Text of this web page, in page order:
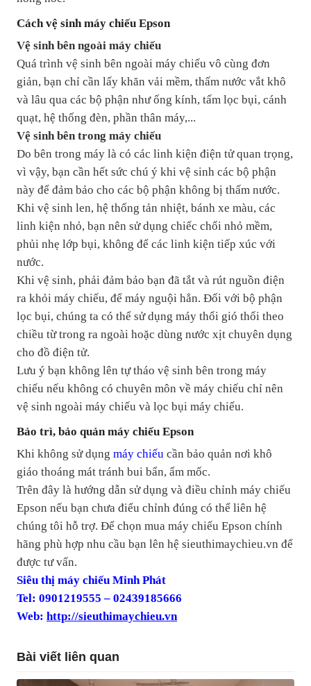
Cách vệ sinh máy chiếu Epson
Vệ sinh bên ngoài máy chiếu
Quá trình vệ sinh bên ngoài máy chiếu vô cùng đơn
giản, bạn chỉ cần lấy khăn vải mềm, thấm nước vắt khô
và lâu qua các bộ phận như ống kính, tấm lọc bụi, cánh
quạt, hệ thống đèn, phần thân máy,...
Vệ sinh bên trong máy chiếu
Do bên trong máy là có các linh kiện điện tử quan trọng,
vì vậy, bạn cần hết sức chú ý khi vệ sinh các bộ phận
này để đảm bảo cho các bộ phận không bị thấm nước.
Khi vệ sinh len, hệ thống tản nhiệt, bánh xe màu, các
linh kiện nhỏ, bạn nên sử dụng chiếc chổi nhỏ mềm,
phủi nhẹ lớp bụi, không để các linh kiện tiếp xúc với
nước.
Khi vệ sinh, phải đảm bảo bạn đã tắt và rút nguồn điện
ra khỏi máy chiếu, để máy nguội hẳn. Đối với bộ phận
lọc bụi, chúng ta có thể sử dụng máy thổi gió thổi theo
chiều từ trong ra ngoài hoặc dùng nước xịt chuyên dụng
cho đồ điện tử.
Lưu ý bạn không lên tự tháo vệ sinh bên trong máy
chiếu nếu không có chuyên môn về máy chiếu chỉ nên
vệ sinh ngoài máy chiếu và lọc bụi máy chiếu.
Bảo trì, bảo quản máy chiếu Epson
Khi không sử dụng máy chiếu cần bảo quản nơi khô
giáo thoáng mát tránh bui bẩn, ẩm mốc.
Trên đây là hướng dẫn sử dụng và điều chỉnh máy chiếu
Epson nếu bạn chưa điểu chỉnh đúng có thể liên hệ
chúng tôi hỗ trợ. Để chọn mua máy chiếu Epson chính
hãng phù hợp nhu cầu bạn lên hệ sieuthimaychieu.vn để
được tư vấn.
Siêu thị máy chiếu Minh Phát
Tel: 0901219555 – 02439185666
Web: http://sieuthimaychieu.vn
Bài viết liên quan